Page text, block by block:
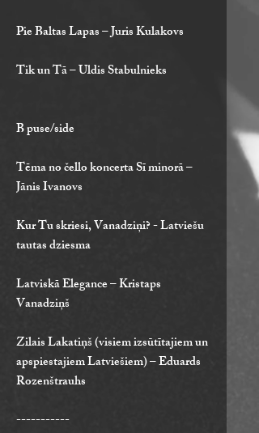
Pie Baltas Lapas – Juris Kulakovs
Tik un Tā – Uldis Stabulnieks
B puse/side
Tēma no čello koncerta Sī minorā –
Jānis Ivanovs
Kur Tu skriesi, Vanadziņi? - Latviešu
tautas dziesma
Latviskā Elegance – Kristaps
Vanadziņš
Zilais Lakatiņš (visiem izsūtītajiem un
apspiestajiem Latviešiem) – Eduards
Rozenštrauhs
-----------